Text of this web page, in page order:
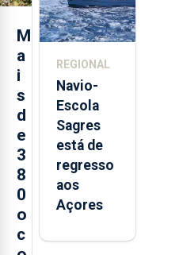
M
a
i
s
d
e
3
8
0
o
c
e cria 30
postos de
REGIONAL
Navio-
Escola
Sagres
está de
regresso
aos
Açores